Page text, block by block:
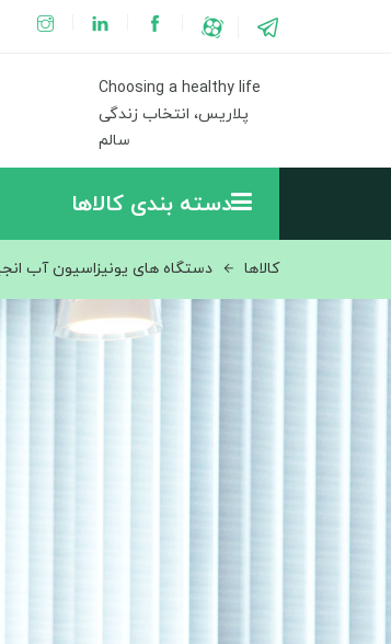
Choosing a healthy life
پلاریس، انتخاب زندگی
سالم
دسته بندی کالاها
دستگاه های یونیزاسیون آب کالاها